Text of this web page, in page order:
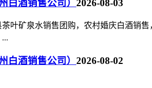
白酒销售公司） 2026-08-03
叶矿泉水销售团购，农村婚庆白酒销
白酒销售公司） 2026-08-02